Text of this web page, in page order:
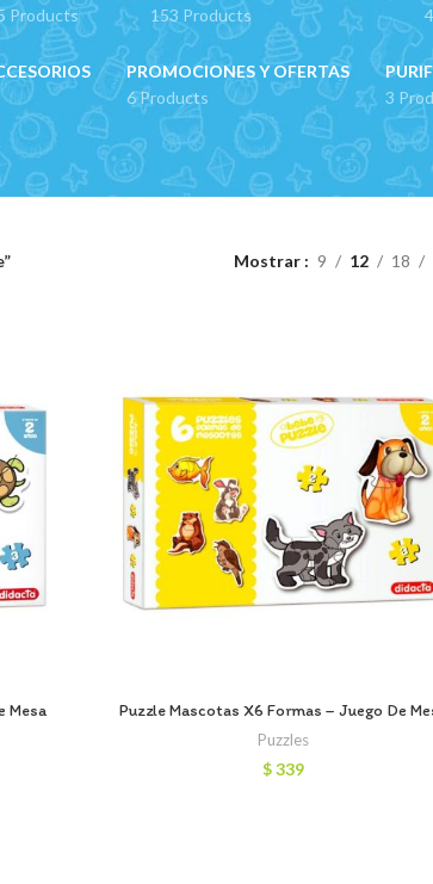
Products
153 Products
PROMOCIONES Y OFERTAS
6 Products
3
Mostrar 9 12 18
Mesa Puzzle Mascotas X6 Formas – Juego De
Puzzles
$339